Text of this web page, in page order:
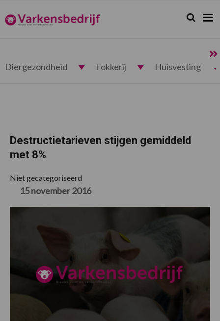
de
hoofdnavigatie
de
hoofd
de
eerste
de
voettekst
Varkensbedrijf.nl Zoeken...
Zoek
Diergezondheid Fokkerij Huisvesting
Destructietarieven stijgen gemiddeld
met 8%
Niet gecategoriseerd
15 november 2016